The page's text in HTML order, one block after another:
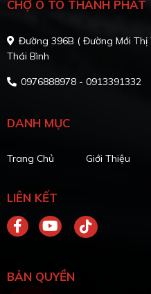
CHỢ Ô TÔ THÀNH PHÁT
Đường 396B ( Đường Mới Thị
Thái Bình
0976888978 - 0913391332
DANH MỤC
Trang Chủ Giới Thiệu
LIÊN KẾT
BẢN QUYỀN